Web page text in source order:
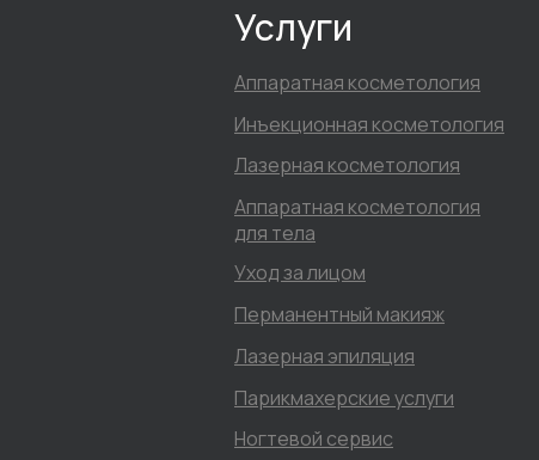
Услуги
Аппаратная косметология
Инъекционная косметология
Лазерная косметология
Уход за лицом
Аппаратная косметология
для тела
Перманентный макияж
Лазерная эпиляция
Ногтевой сервис
Парикмахерские услуги